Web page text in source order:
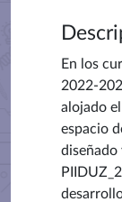
En los
2022-
alojado
espacio
diseñado